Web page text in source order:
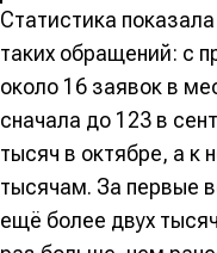
Статистика
таких обращений: с
около 16 заявок в
сначала до 123 в
тысяч в октябре, а к
тысячам. За первые
ещё более двух